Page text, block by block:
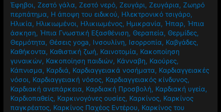
Έφηβοι,Ζεστό γάλα,Ζεστό νερό,Ζευγάρι,Ζευγάρια,Ζωηρό
περπάτημα, Η άποψη του ειδικού, Ηλεκτρονικό τσιγάρο,
Ηλικία, Ηλικιωμένοι, Ηλικιωμένος, Ημικρανία, Ήπαρ, Ήπια
άσκηση, Ήπια Γνωστική Εξασθένιση, Θεραπεία, Θερμίδες,
Θερμότητα, Θέσεις yoga, Ινσουλίνη, Ισορροπία, Καβγάδες,
Καθήκοντα, Καθιστική ζωή, Καινοτομία, Κακοποίηση
γυναικών, Κακοποίηση παιδιών, Κάνναβη, Καούρες,
Κάπνισμα, Καρδιά, Καρδιαγγειακά νοσήματα, Καρδιαγγειακές
νόσοι, Καρδιαγγειακή νόσος, Καρδιαγγειακός κίνδυνος,
Καρδιακή ανεπάρκεια, Καρδιακή Προσβολή, Καρδιακή υγεία,
Καρδιοπαθείς, Καρκινογόνες ουσίες, Καρκίνος, Καρκίνος
παγκρέατος, Καρκίνος Παχέος Εντέρου, Καρκίνος του